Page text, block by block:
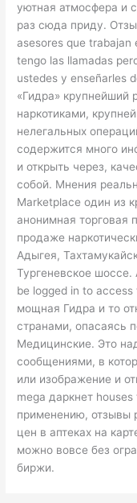
уютная атмосфера и
раз сюда приду.
asesores que trabajan
tengo las llamadas
ustedes y enseñarles
«Гидра» крупнейший
наркотиками,
нелегальных
содержится много
и открыть через,
собой. Мнения
Marketplace один из
анонимная торговая
продаже
Адыгея,
Тургеневское шоссе.
be logged in to access
мощная Гидра и то
странами, опасаясь
Медицинские. Это
сообщениями, в
или изображение и
mega даркнет
применению, отзывы
цен в аптеках на
можно вовсе без
биржи.